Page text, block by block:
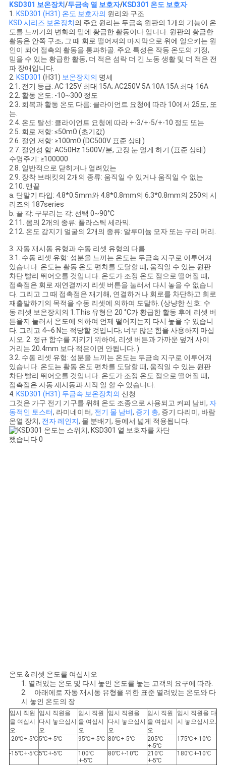
뉴
스
모
든
케
이
스
사
이
트
맵
PRIVACY
POLICY
KSD301 보온장치 /두금속 열 보호자/KSD301 온도 보호자
1. KSD301 (H31) 온도 보호자의 원리와 구조
KSD 시리즈 보온장치의 주요 원리는 두금속 원판의 1개의 기능이 온
도를 느끼기의 변화의 밑에 황급한 활동이다 입니다. 원판의 황급한
활동은 안쪽 구조, 그 때 회로 떨어져의 마지막으로 위에 일으키는 원
인이 되어 접촉의 활동을 통과하골. 주요 특성은 작동 온도의 기정,
믿을 수 있는 황급한 활동, 더 적은 섬락 더 긴 노동 생활 및 더 적은 전
파 장애입니다.
2. KSD301 (H31) 보온장치의 명세
2.1. 전기 등급: AC 125V 최대 15A; AC250V 5A 10A 15A 최대 16A
2.2. 활동 온도: -10~300 정도
2.3. 회복과 활동 온도 다름: 클라이언트 요청에 따라 10에서 25도, 또
는.
2.4. 온도 탈선: 클라이언트 요청에 따라 +-3/+-5/+-10 정도 또는
2.5. 회로 저항: ≤50mΩ (초기값)
2.6. 절연 저항: ≥100mΩ (DC500V 표준 상태)
2.7. 절연성 힘: AC50Hz 1500V/분, 고장 눈 멀게 하기 (표준 상태)
수명주기: ≥100000
2.8. 일반적으로 닫히거나 열려있는
2.9. 장착 브래킷의 2개의 종류: 움직일 수 있거나 움직일 수 없는
2.10. 맨끝
a. 단말기 타입: 4.8*0.5mm와 4.8*0.8mm의 6.3*0.8mm의 250의 시
리즈의 187series
b. 끝 각: 구부리는 각: 선택 0~90°C
2.11. 몸의 2개의 종류: 플라스틱 세라믹.
2.12. 온도 감지기 얼굴의 2개의 종류: 알루미늄 모자 또는 구리 머리.
3. 자동 재시동 유형과 수동 리셋 유형의 다름
3.1. 수동 리셋 유형: 성분을 느끼는 온도는 두금속 지구로 이루어져
있습니다. 온도는 활동 온도 편차를 도달할 때, 움직일 수 있는 원판
차단 빨리 뛰어오를 것입니다. 온도가 조정 온도 점으로 떨어질 때,
접촉점은 회로 재연결까지 리셋 버튼을 눌러서 다시 놓을 수 없습니
다. 그리고 그 때 접촉점은 재기해, 연결하거나 회로를 차단하고 회로
재출발하기의 목적을 수동 리셋에 의하여 도달하. (상냥한 신호: 수
동 리셋 보온장치의 1.This 유형은 20 °C가 황급한 활동 후에 리셋 버
튼을지 눌러서 온도에 의하여 언제 떨어지는지 다시 놓을 수 있습니
다. 그리고 4~6 N는 적당할 것입니다; 너무 많은 힘을 사용하지 마십
시오. 2. 정규 함수를 지키기 위하여, 리셋 버튼과 가까운 덮개 사이
거리는 20.4mm 보다 적은이면 안됩니다. )
3.2. 수동 리셋 유형: 성분을 느끼는 온도는 두금속 지구로 이루어져
있습니다. 온도는 활동 온도 편차를 도달할 때, 움직일 수 있는 원판
차단 빨리 뛰어오를 것입니다. 온도가 조정 온도 점으로 떨어질 때,
접촉점은 자동 재시동과 시작 일 할 수 있습니다.
4. KSD301 (H31) 두금속 보온장치의 신청
그것은 가구 전기 기구를 위해 온도 조종으로 사용되고 커피 남비, 자
동적인 토스터, 라미네이터, 전기 물 남비, 증기 총, 증기 다리미, 바람
온열 장치, 전자 레인지, 물 분배기, 등에서 넓게 적용됩니다.
온도 & 리셋 온도를 여십시오
1. 열려있는 온도 및 다시 놓인 온도를 놓는 고객의 요구에 따라.
2. 아래에로 자동 재시동 유형을 위한 표준 열려있는 온도와 다
시 놓인 온도의 장
임시 직원
을 여십시
오.
임시 직원을
다시 놓으십시
오.
임시 직원
을 여십시
오.
임시 직원을
다시 놓으십시
오.
임시 직원
을 여십시
오.
임시 직원을 다
시 놓으십시오.
-20℃+-5℃5℃+-5℃ 95℃+-5℃ 80℃+-5℃
205℃
+-5℃
175℃+-10℃
-15℃+-5℃5℃+-5℃
100℃
+-5℃
80℃+-10℃
210℃
+-5℃
180℃+-10℃